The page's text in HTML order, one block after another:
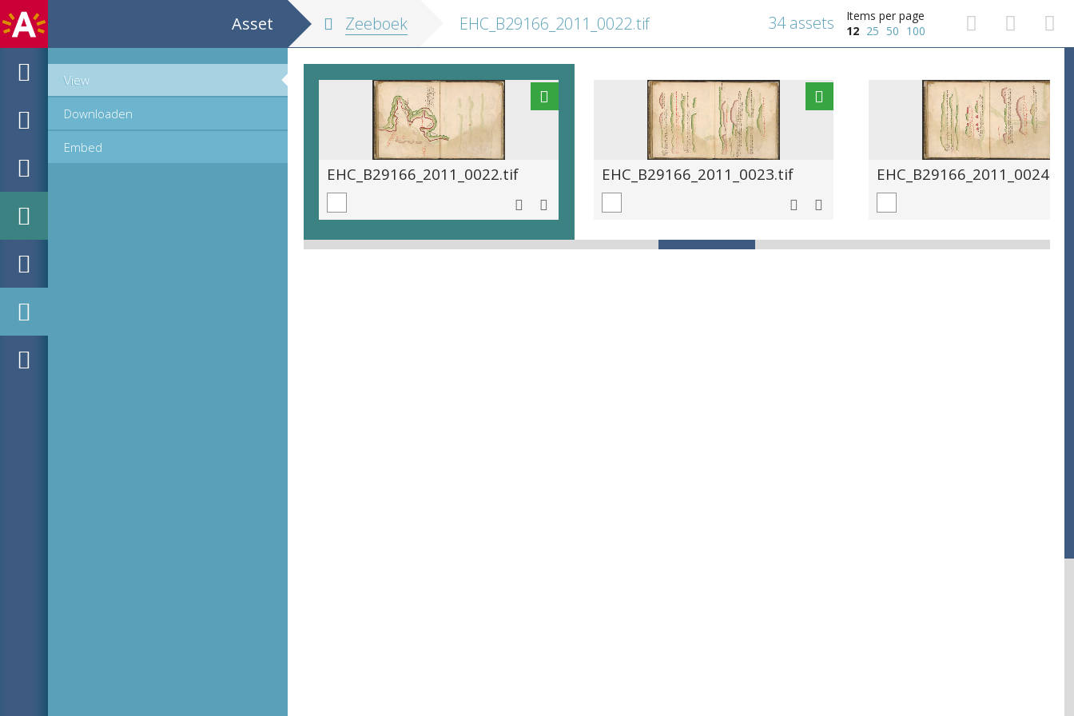
Asset
View
Downloaden
Embed
Zeeboek EHC_B29166_2011_0022.tif
Items per page
12 25 50 100
34 assets
EHC_B29166_2011_0022.tif EHC_B29166_2011_0023.tif EHC_B29166_2011_0024.tif